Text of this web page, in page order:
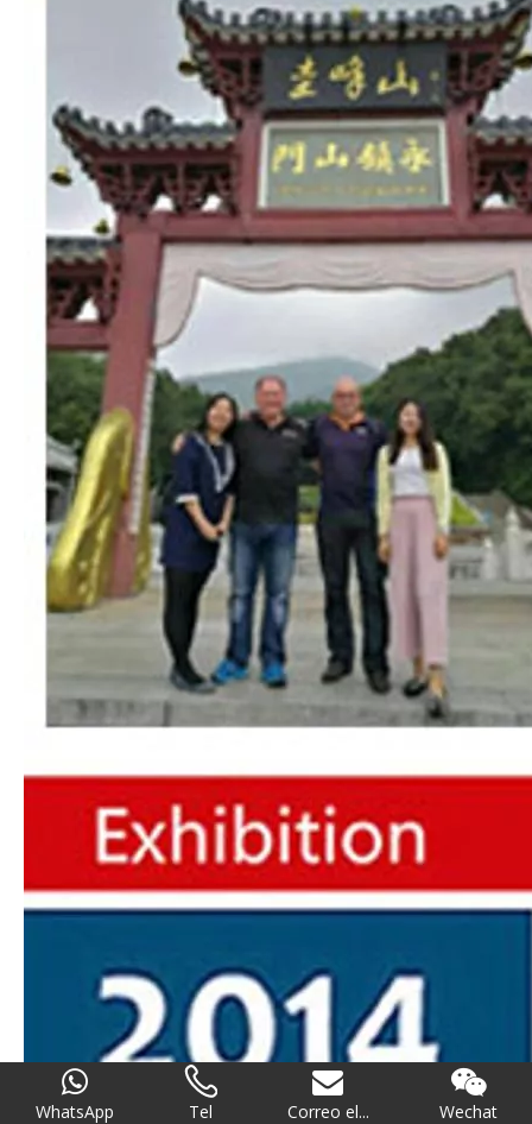
WhatsApp Tel Correo el... Wechat